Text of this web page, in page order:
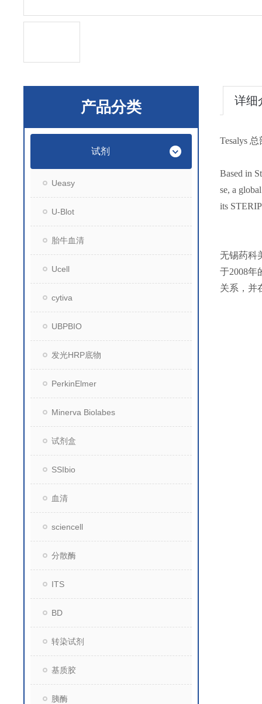
产品分类
试剂
Ueasy
U-Blot
胎牛血清
Ucell
cytiva
UBPBIO
发光HRP底物
PerkinElmer
Minerva Biolabes
试剂盒
SSIbio
血清
sciencell
分散酶
ITS
BD
转染试剂
基质胶
胰酶
详细
Tesalys
Based in
se, a
its
无锡药科
于2008年
关系，并